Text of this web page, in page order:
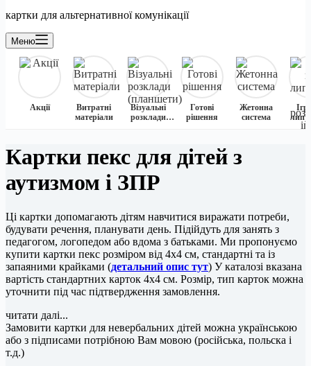
картки для альтернативної комунікації
Меню
Акції
Витратні
матеріали
Візуальні
розклади
Готові
рішення
Жетонна
система
Картки пекс для дітей з
аутизмом і ЗПР
Ці картки допомагають дітям навчитися виражати потреби,
будувати речення, планувати день. Підійдуть для занять з
педагогом, логопедом або вдома з батьками. Ми пропонуємо
купити картки пекс розміром від 4х4 см, стандартні та із
запаяними крайками (детальний опис тут) У каталозі вказана
вартість стандартних карток 4х4 см. Розмір, тип карток можна
уточнити під час підтвердження замовлення.
читати далі...
Замовити картки для невербальних дітей можна українською
або з підписами потрібною Вам мовою (російська, польска і
т.д.)